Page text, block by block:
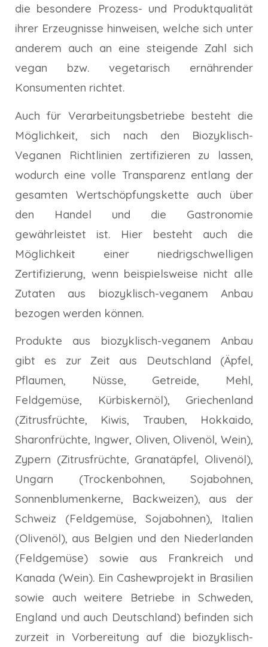
die besondere Prozess- und Produktqualität
ihrer Erzeugnisse hinweisen, welche sich unter
anderem auch an eine steigende Zahl sich
vegan bzw. vegetarisch ernährender
Konsumenten richtet.
Auch für Verarbeitungsbetriebe besteht die
Möglichkeit, sich nach den Biozyklisch-
Veganen Richtlinien zertifizieren zu lassen,
wodurch eine volle Transparenz entlang der
gesamten Wertschöpfungskette auch über
den Handel und die Gastronomie
gewährleistet ist. Hier besteht auch die
Möglichkeit einer niedrigschwelligen
Zertifizierung, wenn beispielsweise nicht alle
Zutaten aus biozyklisch-veganem Anbau
bezogen werden können.
Produkte aus biozyklisch-veganem Anbau
gibt es zur Zeit aus Deutschland (Äpfel,
Pflaumen, Nüsse, Getreide, Mehl,
Feldgemüse, Kürbiskernöl), Griechenland
(Zitrusfrüchte, Kiwis, Trauben, Hokkaido,
Sharonfrüchte, Ingwer, Oliven, Olivenöl, Wein),
Zypern (Zitrusfrüchte, Granatäpfel, Olivenöl),
Ungarn (Trockenbohnen, Sojabohnen,
Sonnenblumenkerne, Backweizen), aus der
Schweiz (Feldgemüse, Sojabohnen), Italien
(Olivenöl), aus Belgien und den Niederlanden
(Feldgemüse) sowie aus Frankreich und
Kanada (Wein). Ein Cashewprojekt in Brasilien
sowie auch weitere Betriebe in Schweden,
England und auch Deutschland) befinden sich
zurzeit in Vorbereitung auf die biozyklisch-